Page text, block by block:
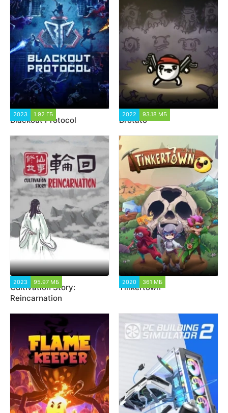
2023 1.92 ГБ
Blackout Protocol
2022 93.18 МБ
Brotato
2023 95.97 МБ
Cultivation Story:
Reincarnation
2020 361 МБ
Tinkertown